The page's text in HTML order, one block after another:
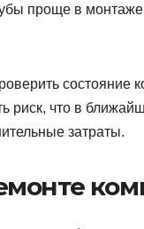
проще в
состояние
риск, что в
затраты.